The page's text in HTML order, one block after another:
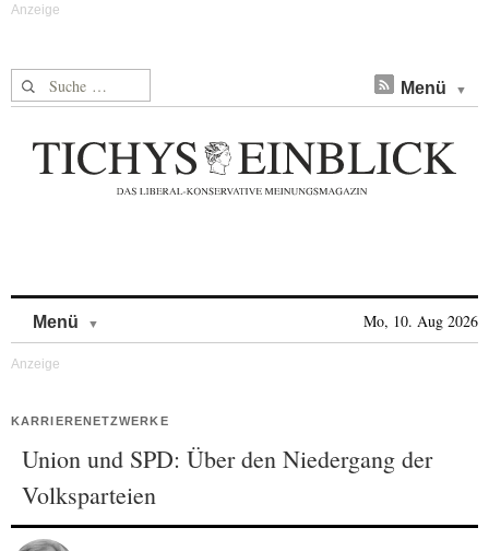
Suche nach: Menü
Menü Mo, 10. Aug 2026
KARRIERENETZWERKE
Union und SPD: Über den Niedergang der
Volksparteien